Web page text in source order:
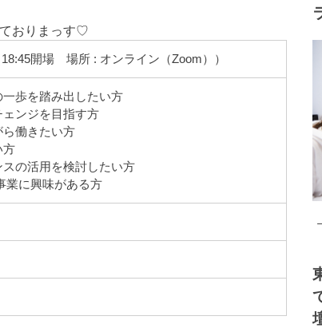
おりまっす♡
開場 場所 : オンライン（Zoom））
一歩を踏み出したい方
ェンジを目指す方
ら働きたい方
方
スの活用を検討したい方
業に興味がある方